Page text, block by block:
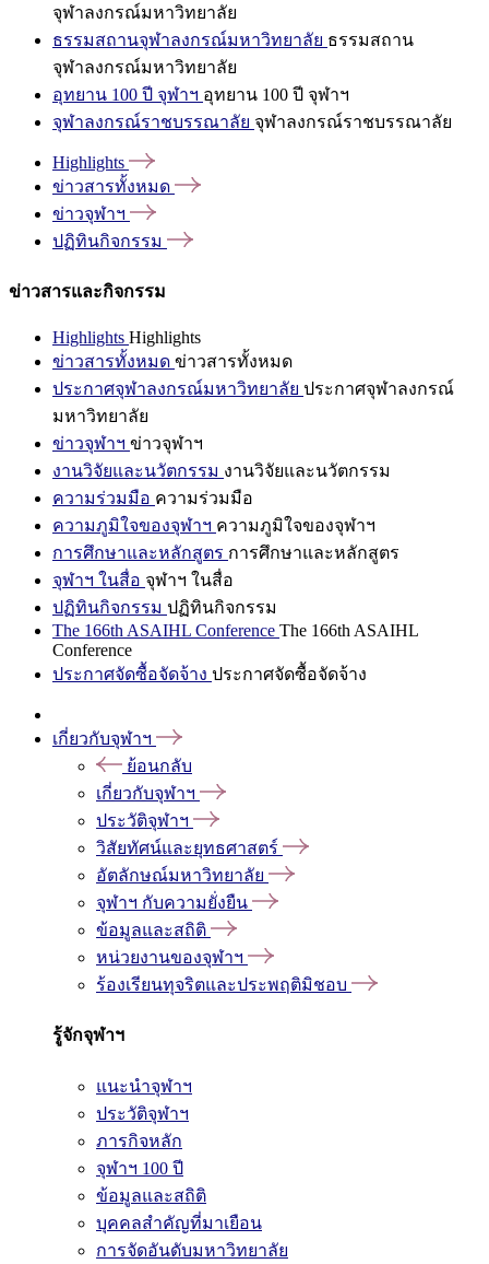
จุฬาลงกรณ์มหาวิทยาลัย
ธรรมสถานจุฬาลงกรณ์มหาวิทยาลัย ธรรมสถาน
จุฬาลงกรณ์มหาวิทยาลัย
อุทยาน 100 ปี จุฬาฯ อุทยาน 100 ปี จุฬาฯ
จุฬาลงกรณ์ราชบรรณาลัย จุฬาลงกรณ์ราชบรรณาลัย
Highlights
ข่าวสารทั้งหมด
ข่าวจุฬาฯ
ปฏิทินกิจกรรม
ข่าวสารและกิจกรรม
Highlights Highlights
ข่าวสารทั้งหมด ข่าวสารทั้งหมด
ประกาศจุฬาลงกรณ์มหาวิทยาลัย ประกาศจุฬาลงกรณ์
มหาวิทยาลัย
ข่าวจุฬาฯ ข่าวจุฬาฯ
งานวิจัยและนวัตกรรม งานวิจัยและนวัตกรรม
ความร่วมมือ ความร่วมมือ
ความภูมิใจของจุฬาฯ ความภูมิใจของจุฬาฯ
การศึกษาและหลักสูตร การศึกษาและหลักสูตร
จุฬาฯ ในสื่อ จุฬาฯ ในสื่อ
ปฏิทินกิจกรรม ปฏิทินกิจกรรม
The 166th ASAIHL Conference The 166th ASAIHL
Conference
ประกาศจัดซื้อจัดจ้าง ประกาศจัดซื้อจัดจ้าง
เกี่ยวกับจุฬาฯ
ย้อนกลับ
เกี่ยวกับจุฬาฯ
ประวัติจุฬาฯ
วิสัยทัศน์และยุทธศาสตร์
อัตลักษณ์มหาวิทยาลัย
จุฬาฯ กับความยั่งยืน
ข้อมูลและสถิติ
หน่วยงานของจุฬาฯ
ร้องเรียนทุจริตและประพฤติมิชอบ
รู้จักจุฬาฯ
แนะนำจุฬาฯ
ประวัติจุฬาฯ
ภารกิจหลัก
จุฬาฯ 100 ปี
ข้อมูลและสถิติ
บุคคลสำคัญที่มาเยือน
การจัดอันดับมหาวิทยาลัย